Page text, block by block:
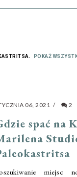
. POKAŻ
06, 2021 / 2
spać na
miejsc